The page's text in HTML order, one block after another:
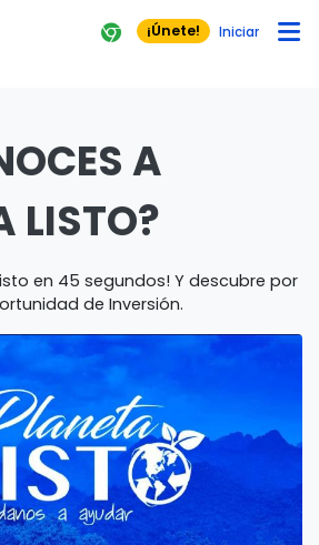
¡Únete! Iniciar
A
LISTO?
en 45 segundos! Y descubre por
de Inversión.